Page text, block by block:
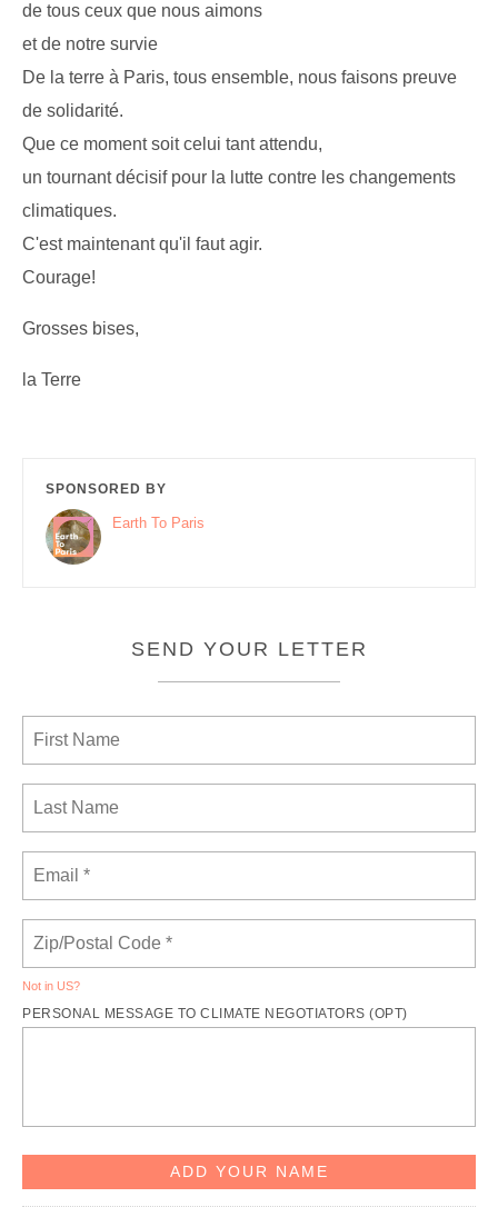
de tous ceux que nous aimons
et de notre survie
De la terre à Paris, tous ensemble, nous faisons preuve
de solidarité.
Que ce moment soit celui tant attendu,
un tournant décisif pour la lutte contre les changements
climatiques.
C'est maintenant qu'il faut agir.
Courage!
Grosses bises,
la Terre
SPONSORED BY
Earth To Paris
SEND YOUR LETTER
Not in US?
PERSONAL MESSAGE TO CLIMATE NEGOTIATORS (OPT)